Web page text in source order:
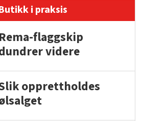
i praksis
Rema-flaggskip
videre
opprettholdes